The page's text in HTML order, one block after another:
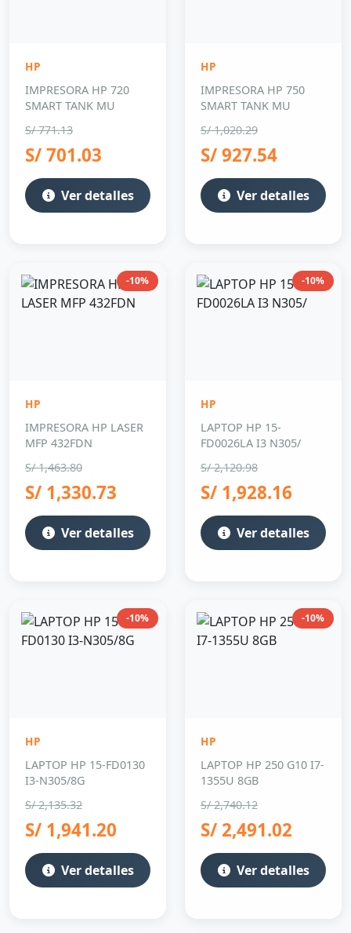
HP
IMPRESORA HP 720
SMART TANK MU
S/ 771.13
S/ 701.03
Ver detalles
HP
IMPRESORA HP 750
SMART TANK MU
S/ 1,020.29
S/ 927.54
Ver detalles
-10%
HP
IMPRESORA HP LASER
MFP 432FDN
S/ 1,463.80
S/ 1,330.73
Ver detalles
-10%
HP
LAPTOP HP 15-
FD0026LA I3 N305/
S/ 2,120.98
S/ 1,928.16
Ver detalles
-10%
HP
LAPTOP HP 15-FD0130
I3-N305/8G
S/ 2,135.32
S/ 1,941.20
Ver detalles
-10%
HP
LAPTOP HP 250 G10 I7-
1355U 8GB
S/ 2,740.12
S/ 2,491.02
Ver detalles